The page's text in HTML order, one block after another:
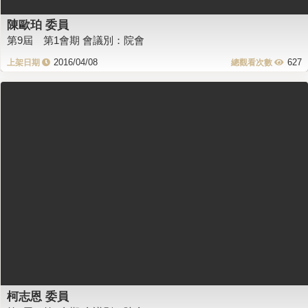
陳歐珀 委員
第9屆 第1會期 會議別：院會
2016/04/08 627
柯志恩 委員